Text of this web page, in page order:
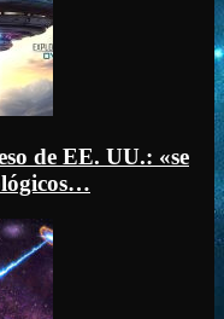
de EE. UU.: «se